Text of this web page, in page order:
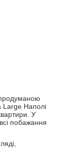
Large Наполі
У
побажання